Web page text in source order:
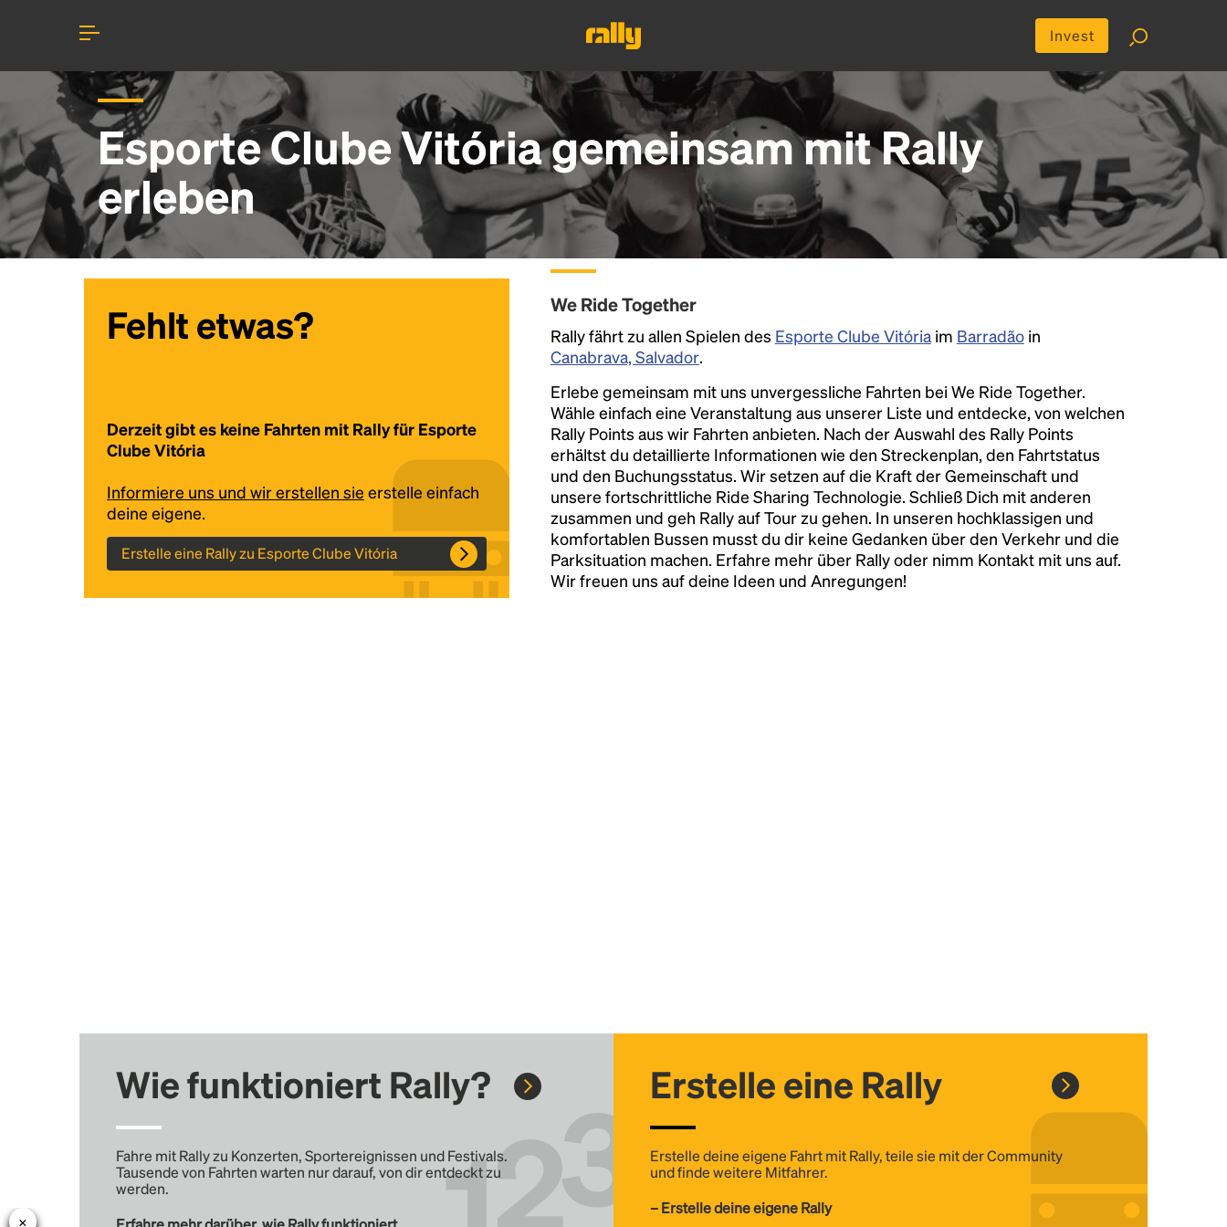
Invest
Esporte Clube Vitória gemeinsam mit Rally
erleben
Fehlt etwas?
Derzeit gibt es keine Fahrten mit Rally für Esporte
Clube Vitória
Informiere uns und wir erstellen sie erstelle einfach
deine eigene.
Erstelle eine Rally zu Esporte Clube Vitória
We Ride Together
Rally fährt zu allen Spielen des Esporte Clube Vitóriaim Barradãoin
Canabrava, Salvador.
Erlebe gemeinsam mit uns unvergessliche Fahrten bei We Ride Together.
Wähle einfach eine Veranstaltung aus unserer Liste und entdecke, von welchen
Rally Points aus wir Fahrten anbieten. Nach der Auswahl des Rally Points
erhältst du detaillierte Informationen wie den Streckenplan, den Fahrtstatus
und den Buchungsstatus. Wir setzen auf die Kraft der Gemeinschaft und
unsere fortschrittliche Ride Sharing Technologie. Schließ Dich mit anderen
zusammen und geh Rally auf Tour zu gehen. In unseren hochklassigen und
komfortablen Bussen musst du dir keine Gedanken über den Verkehr und die
Parksituation machen. Erfahre mehr über Rally oder nimm Kontakt mit uns auf.
Wir freuen uns auf deine Ideen und Anregungen!
Wie funktioniert Rally?
Fahre mit Rally zu Konzerten, Sportereignissen und Festivals.
Tausende von Fahrten warten nur darauf, von dir entdeckt zu
werden.
Erstelle eine Rally
Erstelle deine eigene Fahrt mit Rally, teile sie mit der Community
und finde weitere Mitfahrer.
– Erstelle deine eigene Rally
Headline
Lorem Ipsum is simply dummy text of the
printing and typesetting industry. Lorem
Ipsum has been the industry's standard
dummy text ever since the 1500s, when an